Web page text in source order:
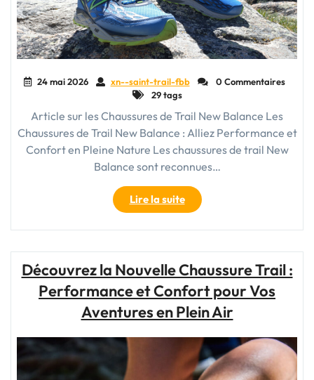
24 mai 2026 xn--saint-trail-fbb
0 Commentaires
29 tags
Article sur les Chaussures de Trail New Balance Les
Chaussures de Trail New Balance : Alliez Performance et
Confort en Pleine Nature Les chaussures de trail New
Balance sont reconnues…
Lire la suite"Découvrez
l’Excellence
des
Trail
New
Balance
pour
vos
Aventures
en
Découvrez la Nouvelle Chaussure Trail :
Performance et Confort pour Vos
Aventures en Plein Air